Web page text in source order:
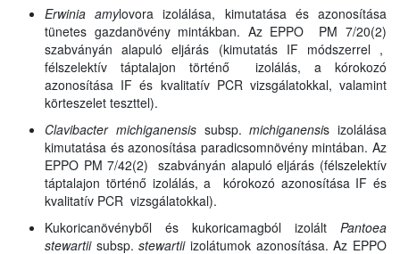
Erwinia amylovora izolálása, kimutatása és azonosítása
tünetes gazdanövény mintákban. Az EPPO PM 7/20(2)
szabványán alapuló eljárás (kimutatás IF módszerrel ,
félszelektív táptalajon történő izolálás, a kórokozó
azonosítása IF és kvalitatív PCR vizsgálatokkal, valamint
körteszelet teszttel).
Clavibacter michiganensissubsp.michiganensis izolálása
kimutatása és azonosítása paradicsomnövény mintában. Az
EPPO PM 7/42(2) szabványán alapuló eljárás (félszelektív
táptalajon történő izolálás, a kórokozó azonosítása IF és
kvalitatív PCR vizsgálatokkal).
Kukoricanövényből és kukoricamagból izolált Pantoea
stewartii subsp. stewartiiizolátumok azonosítása. Az EPPO